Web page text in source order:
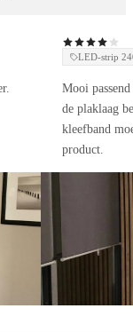
beige) voor een
te
voor een
LED-strip
Mooi
de plaklaag
kleefband
product.